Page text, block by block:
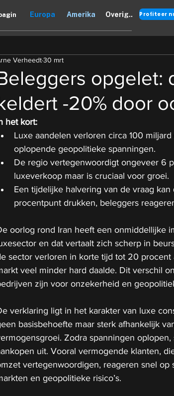
Europa Amerika Overig..
opgelet:
-20% door
Verheedt30 mrt
het kort:
Luxe aandelen verloren circa 100
oplopende geopolitieke spanningen.
De regio vertegenwoordigt ongeveer 6
luxeverkoop maar is cruciaal voor groei.
Een tijdelijke halvering van de vraag kan
procentpunt drukken, beleggers
oorlog rond Iran heeft een onmiddellijke
en dat vertaalt zich scherp in
sector verloren in korte tijd tot 20 procent
veel minder hard daalde. Dit verschil
zijn voor onzekerheid en
verklaring ligt in het karakter van luxe
basisbehoefte maar sterk afhankelijk
Zodra spanningen
uit. Vooral vermogende klanten,
vertegenwoordigen, reageren snel op
en geopolitieke risico’s.